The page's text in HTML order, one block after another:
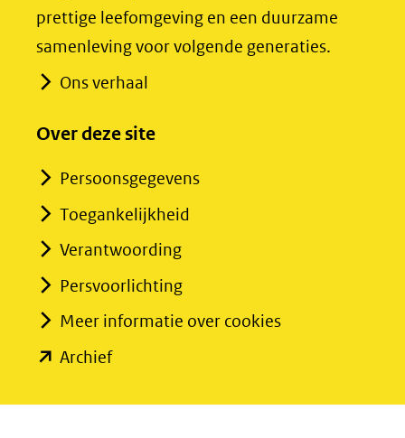
andere
website)
andere
website)
prettige leefomgeving en een duurzame
samenleving voor volgende generaties.
Ons verhaal
Over deze site
Persoonsgegevens
Toegankelijkheid
Verantwoording
Persvoorlichting
Meer informatie over cookies
Archief(opent